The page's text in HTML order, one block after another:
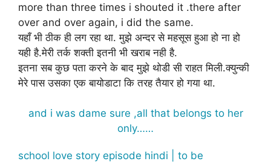
more than three times i shouted it .there after
over and over again, i did the same.
यहाँ भी ठीक ही लग रहा था. मुझे अन्दर से महसूस हुआ हो ना हो
यही है.मेरी तर्क शक्ती इतनी भी खराब नही है.
इतना सब कुछ पता करने के बाद मुझे थोडी सी राहत मिली.क्युन्की
मेरे पास उसका एक बायोडाटा कि तरह तैयार हो गया था.
and i was dame sure ,all that belongs to her
only……
school love story episode hindi | to be